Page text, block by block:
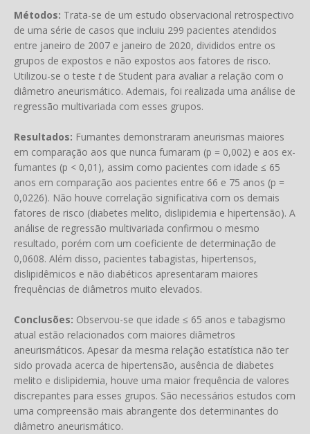
Métodos: Trata-se de um estudo observacional retrospectivo
de uma série de casos que incluiu 299 pacientes atendidos
entre janeiro de 2007 e janeiro de 2020, divididos entre os
grupos de expostos e não expostos aos fatores de risco.
Utilizou-se o teste t de Student para avaliar a relação com o
diâmetro aneurismático. Ademais, foi realizada uma análise de
regressão multivariada com esses grupos.
Resultados: Fumantes demonstraram aneurismas maiores
em comparação aos que nunca fumaram (p = 0,002) e aos ex-
fumantes (p < 0,01), assim como pacientes com idade ≤ 65
anos em comparação aos pacientes entre 66 e 75 anos (p =
0,0226). Não houve correlação significativa com os demais
fatores de risco (diabetes melito, dislipidemia e hipertensão). A
análise de regressão multivariada confirmou o mesmo
resultado, porém com um coeficiente de determinação de
0,0608. Além disso, pacientes tabagistas, hipertensos,
dislipidêmicos e não diabéticos apresentaram maiores
frequências de diâmetros muito elevados.
Conclusões: Observou-se que idade ≤ 65 anos e tabagismo
atual estão relacionados com maiores diâmetros
aneurismáticos. Apesar da mesma relação estatística não ter
sido provada acerca de hipertensão, ausência de diabetes
melito e dislipidemia, houve uma maior frequência de valores
discrepantes para esses grupos. São necessários estudos com
uma compreensão mais abrangente dos determinantes do
diâmetro aneurismático.